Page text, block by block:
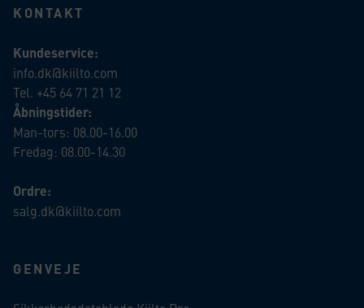
KONTAKT
Kundeservice:
info.dk@kiilto.com
Tel. +45 64 71 21 12
Åbningstider:
Man-tors: 08.00-16.00
Fredag: 08.00-14.30
Ordre:
salg.dk@kiilto.com
GENVEJE